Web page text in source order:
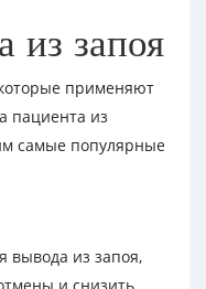
из запоя
применяют
пациента из
самые популярные
вывода из запоя,